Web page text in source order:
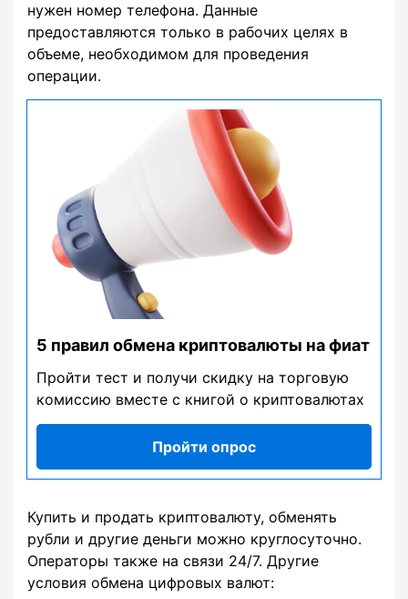
нужен номер телефона. Данные
предоставляются только в рабочих целях в
объеме, необходимом для проведения
операции.
5 правил обмена криптовалюты на фиат
Пройти тест и получи скидку на торговую
комиссию вместе с книгой о криптовалютах
Пройти опрос
Купить и продать криптовалюту, обменять
рубли и другие деньги можно круглосуточно.
Операторы также на связи 24/7. Другие
условия обмена цифровых валют: